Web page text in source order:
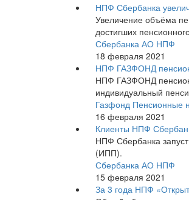
НПФ Сбербанка
Увеличение объёма
достигших
Сбербанка АО НПФ
18 февраля 2021
НПФ ГАЗФОНД
НПФ ГАЗФОНД
индивидуальный
Газфонд Пенсионные
16 февраля 2021
Клиенты НПФ
НПФ Сбербанка
(ИПП).
Сбербанка АО НПФ
15 февраля 2021
За 3 года НПФ